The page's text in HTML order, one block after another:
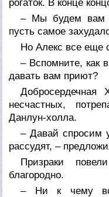
рогаток. В конце
– Мы будем вам
пусть самое
Но Алекс все еще
– Вспомните, как
давать вам приют?
Добросердечная
несчастных,
Данлун-холла.
– Давай спросим
рассудят, –
Призраки
благородно.
– Ни к чему